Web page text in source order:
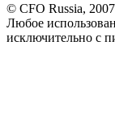
© CFO Russia,
Любое
исключительно с